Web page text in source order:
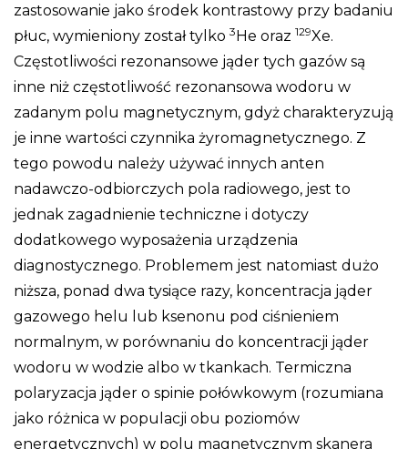
zastosowanie jako środek kontrastowy przy badaniu
płuc, wymieniony został tylko 3He oraz 129Xe.
Częstotliwości rezonansowe jąder tych gazów są
inne niż częstotliwość rezonansowa wodoru w
zadanym polu magnetycznym, gdyż charakteryzują
je inne wartości czynnika żyromagnetycznego. Z
tego powodu należy używać innych anten
nadawczo-odbiorczych pola radiowego, jest to
jednak zagadnienie techniczne i dotyczy
dodatkowego wyposażenia urządzenia
diagnostycznego. Problemem jest natomiast dużo
niższa, ponad dwa tysiące razy, koncentracja jąder
gazowego helu lub ksenonu pod ciśnieniem
normalnym, w porównaniu do koncentracji jąder
wodoru w wodzie albo w tkankach. Termiczna
polaryzacja jąder o spinie połówkowym (rozumiana
jako różnica w populacji obu poziomów
energetycznych) w polu magnetycznym skanera